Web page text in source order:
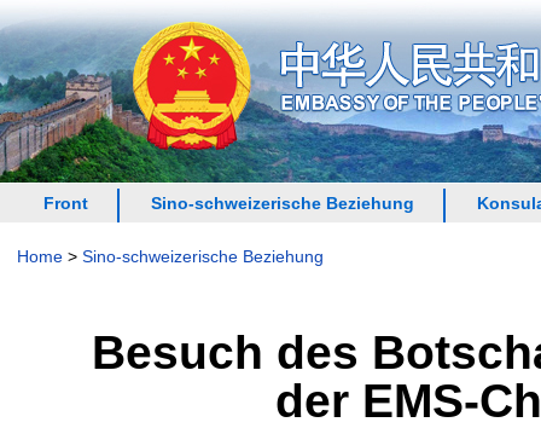
Front Sino-schweizerische Beziehung
Home > Sino-schweizerische Beziehung
Besuch des
der EMS-